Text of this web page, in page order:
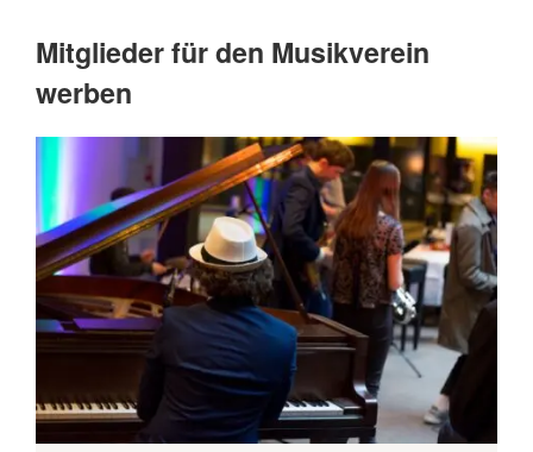
Mitglieder für den Musikverein
werben